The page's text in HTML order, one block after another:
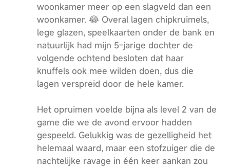
woonkamer meer op een slagveld dan een
woonkamer. 😂 Overal lagen chipkruimels,
lege glazen, speelkaarten onder de bank en
natuurlijk had mijn 5-jarige dochter de
volgende ochtend besloten dat haar
knuffels ook mee wilden doen, dus die
lagen verspreid door de hele kamer.
Het opruimen voelde bijna als level 2 van de
game die we de avond ervoor hadden
gespeeld. Gelukkig was de gezelligheid het
helemaal waard, maar een stofzuiger die de
nachtelijke ravage in één keer aankan zou